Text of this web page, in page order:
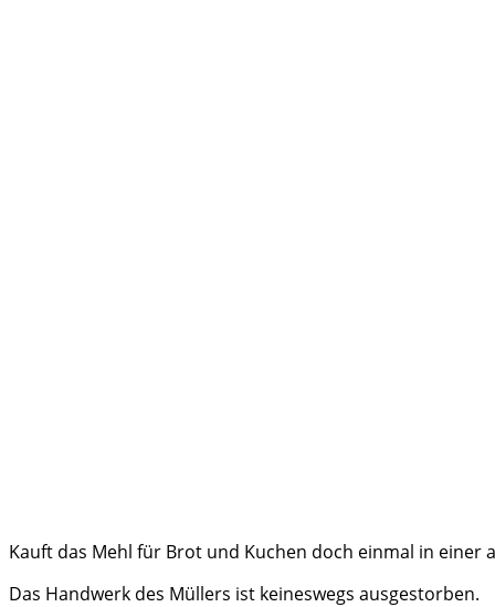
Kauft das Mehl für Brot und Kuchen doch einmal in einer
Das Handwerk des Müllers ist keineswegs ausgestorben.